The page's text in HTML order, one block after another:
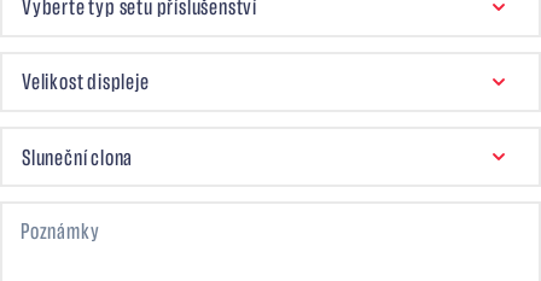
Vyberte typ setu příslušenství
Velikost displeje
Sluneční clona
Poznámky